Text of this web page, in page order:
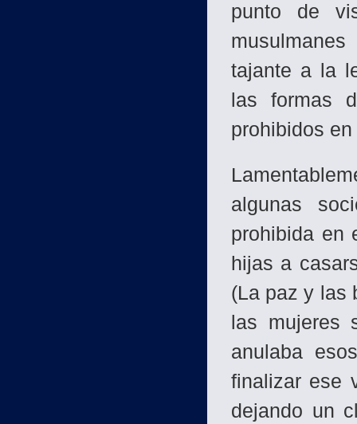
punto de
tajante a la
las formas
prohibidos
al­gunas
prohibida en
hijas a
(La paz y las
las mu­jeres
anulaba
finalizar ese
dejando un